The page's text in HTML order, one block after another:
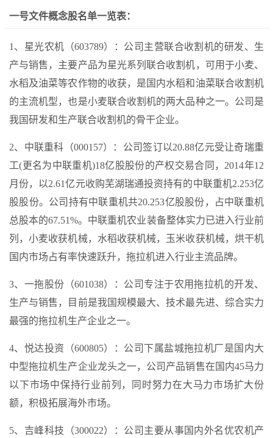
一号文件概念股名单一览表：
1、星光农机（603789）：公司主营联合收割机的研发、生
产与销售，主要产品为星光系列联合收割机，可用于小麦、
水稻及油菜等农作物的收获，是国内水稻和油菜联合收割机
的主流机型，也是小麦联合收割机的两大品种之一。公司是
我国研发和生产联合收割机的骨干企业。
2、中联重科（000157）：公司签订以20.88亿元受让奇瑞重
工(更名为中联重机)18亿股股份的产权交易合同，2014年12
月份，以2.61亿元收购芜湖瑞通投资持有的中联重机2.253亿
股股份。公司持有中联重机共20.253亿股股份，占中联重机
总股本的67.51%。中联重机农业装备整体实力已进入行业前
列，小麦收获机械，水稻收获机械，玉米收获机械，烘干机
国内市场占有率快速跃升，拖拉机进入行业主流品牌。
3、一拖股份（601038）：公司专注于农用拖拉机的开发、
生产与销售，目前是我国规模最大、技术最先进、综合实力
最强的拖拉机生产企业之一。
4、悦达投资（600805）：公司下属盐城拖拉机厂是国内大
中型拖拉机生产企业龙头之一，公司产品销售在国内45马力
以下市场中保持行业前列，同时努力在大马力市场扩大份
额，积极拓展海外市场。
5、吉峰科技（300022）：公司主要从事国内外名优农机产